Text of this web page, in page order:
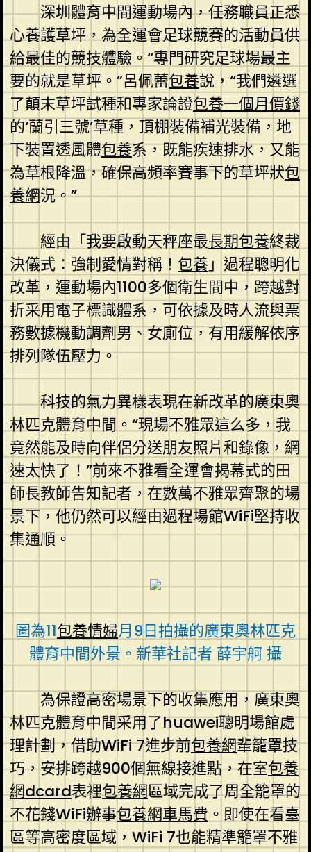
深圳體育中間運動場內，任務職員正悉
心養護草坪，為全運會足球競賽的活動員供
給最佳的競技體驗。“專門研究足球場最主
要的就是草坪。”呂佩蕾包養說，“我們遴選
了顛末草坪試種和專家論證包養一個月價錢
的‘蘭引三號’草種，頂棚裝備補光裝備，地
下裝置透風體包養系，既能疾速排水，又能
為草根降溫，確保高頻率賽事下的草坪狀包
養網況。”
經由「我要啟動天秤座最長期包養終裁
決儀式：強制愛情對稱！ 包養 」過程聰明化
改革，運動場內1100多個衛生間中，跨越對
折采用電子標識體系，可依據及時人流與票
務數據機動調劑男、女廁位，有用緩解依序
排列隊伍壓力。
科技的氣力異樣表現在新改革的廣東奧
林匹克體育中間。“現場不雅眾這么多，我
竟然能及時向伴侶分送朋友照片和錄像，網
速太快了！”前來不雅看全運會揭幕式的田
師長教師告知記者，在數萬不雅眾齊聚的場
景下，他仍然可以經由過程場館WiFi堅持收
集通順。
圖為11包養情婦月9日拍攝的廣東奧林匹克
體育中間外景。新華社記者 薛宇舸 攝
為保證高密場景下的收集應用，廣東奧
林匹克體育中間采用了huawei聰明場館處
理計劃，借助WiFi 7進步前包養網輩籠罩技
巧，安排跨越900個無線接進點，在室包養
網dcard表裡包養網區域完成了周全籠罩的
不花錢WiFi辦事包養網車馬費 。即使在看臺
區等高密度區域，WiFi 7也能精準籠罩不雅